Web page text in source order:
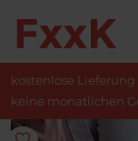
kostenlose
keine monatlichen